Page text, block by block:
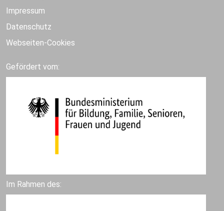
Impressum
Datenschutz
Webseiten-Cookies
Gefördert vom:
Im Rahmen des: